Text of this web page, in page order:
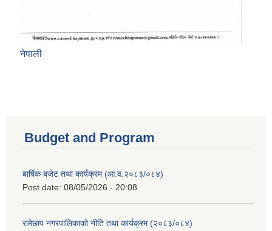
नेपाली
Budget and Program
बार्षिक बजेट तथा कार्यक्रम (आ.व.२०८३/०८४)
Post date: 08/05/2026 - 20:08
रामेछाप नगरपालिकाको नीति तथा कार्यक्रम (२०८३/०८४)